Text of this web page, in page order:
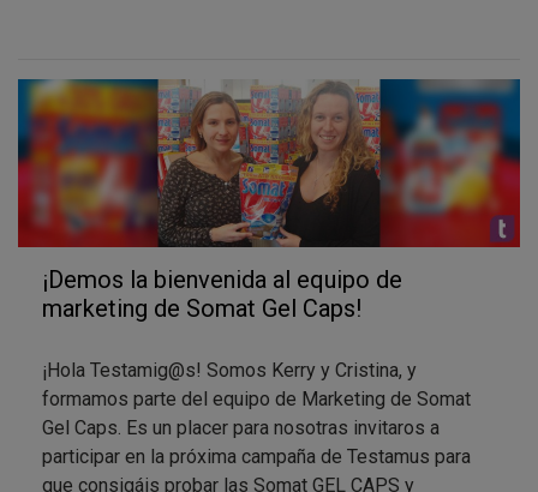
multifunción, es decir, es un producto Todo en 1 que
contiene detergente, anti-cal, sal y abrillantador.
También aportan otros beneficios adicionales como la
rápida disolución, que asegura que el producto actúe
desde el inicio del lavado, la protección del cristal y la
protección antical. Y no sólo eso, también es eficaz
en ciclos cortos, consiguiendo los mejores
resultados incluso con un menor consumo de agua y
energía.
PruebaSomat Gel Capsy convéncete. El resultado:
una vajilla limpia y brillante.
¡Demos la bienvenida al equipo de
marketing de Somat Gel Caps!
¡Hola Testamig@s! Somos Kerry y Cristina, y
formamos parte del equipo de Marketing de Somat
Gel Caps. Es un placer para nosotras invitaros a
participar en la próxima campaña de Testamus para
que consigáis probar las Somat GEL CAPS y